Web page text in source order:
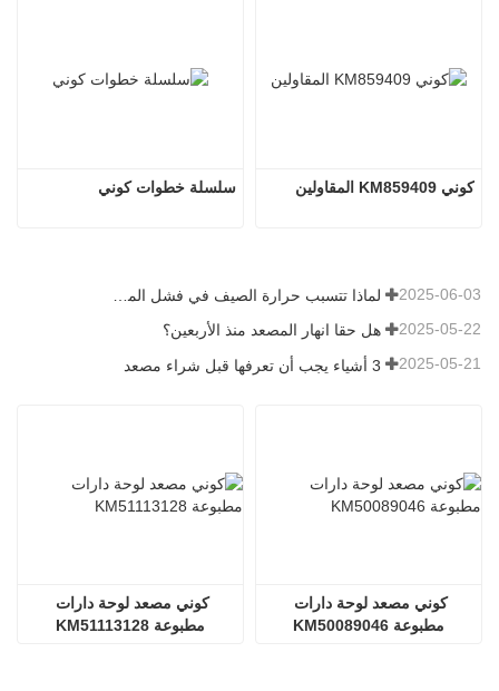
سلسلة خطوات كوني كوني KM859409 المقاولين
2025-06-03
هل حقا انهار المصعد منذ الأربعين؟ 2025-05-22
3 أشياء يجب أن تعرفها قبل شراء مصعد 2025-05-21
مطبوعة KM51113128
مطبوعة KM50089046